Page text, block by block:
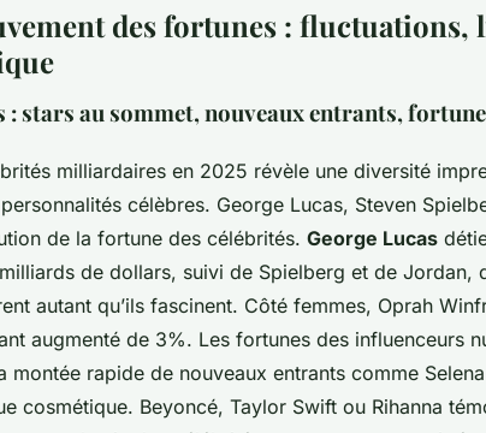
des fortunes : fluctuations,
stars au sommet, nouveaux entrants,
milliardaires en 2025 révèle une diversité
célèbres. George Lucas, Steven
de la fortune des célébrités. George Lucas
de dollars, suivi de Spielberg et de Jordan,
autant qu’ils fascinent. Côté femmes, Oprah
augmenté de 3%. Les fortunes des influenceurs
montée rapide de nouveaux entrants comme
cosmétique. Beyoncé, Taylor Swift ou Rihanna